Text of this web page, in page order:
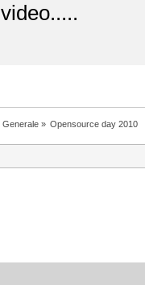
video.....
Generale» Opensource day 2010